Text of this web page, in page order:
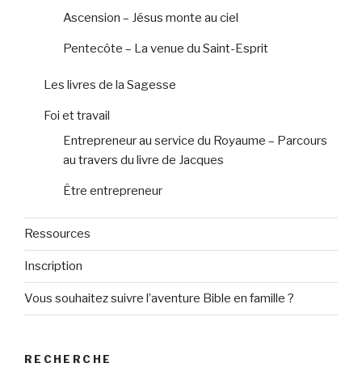
Ascension – Jésus monte au ciel
Pentecôte – La venue du Saint-Esprit
Les livres de la Sagesse
Foi et travail
Entrepreneur au service du Royaume – Parcours
au travers du livre de Jacques
Être entrepreneur
Ressources
Inscription
Vous souhaitez suivre l’aventure Bible en famille ?
RECHERCHE